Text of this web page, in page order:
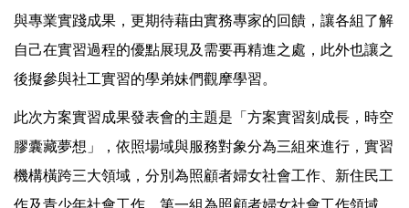
與專業實踐成果，更期待藉由實務專家的回饋，讓各組了解
自己在實習過程的優點展現及需要再精進之處，此外也讓之
後擬參與社工實習的學弟妹們觀摩學習。
此次方案實習成果發表會的主題是「方案實習刻成長，時空
膠囊藏夢想」，依照場域與服務對象分為三組來進行，實習
機構橫跨三大領域，分別為照顧者婦女社會工作、新住民工
作及青少年社會工作。第一組為照顧者婦女社會工作領域，